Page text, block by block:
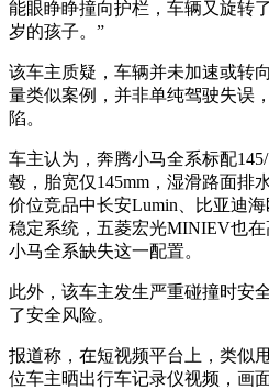
能眼睁睁撞向护栏，车辆又旋转
岁的孩子。”
该车主质疑，车辆并未加速或转
量类似案例，并非单纯驾驶失误
陷。
车主认为，奔腾小马全系标配
毂，胎宽仅145mm，湿滑路面排
价位竞品中长安Lumin、比亚迪
稳定系统，五菱宏光MINIEV也
小马全系缺失这一配置。
此外，该车主发生严重碰撞时安
了安全风险。
报道称，在短视频平台上，类似
位车主晒出行车记录仪视频，画